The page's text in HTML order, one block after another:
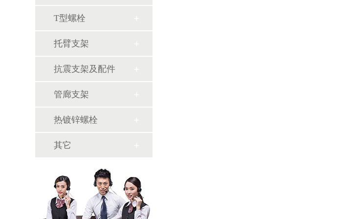
T型螺栓
托臂支架
抗震支架及配件
管廊支架
热镀锌螺栓
其它